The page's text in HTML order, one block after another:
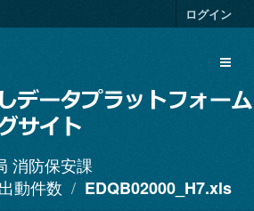
ログイン
消防保安課
動件数
EDQB02000_H7.xls